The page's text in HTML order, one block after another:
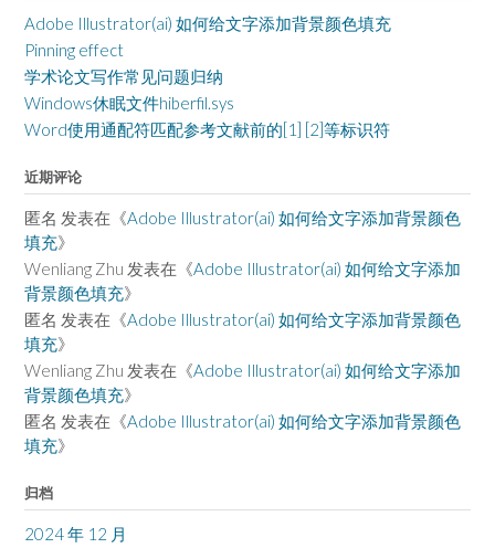
Adobe Illustrator(ai) 如何给文字添加背景颜色填充
Pinning effect
学术论文写作常见问题归纳
Windows休眠文件hiberfil.sys
Word使用通配符匹配参考文献前的[1] [2]等标识符
近期评论
匿名 发表在《Adobe Illustrator(ai) 如何给文字添加背景颜色
填充》
Wenliang Zhu 发表在《Adobe Illustrator(ai) 如何给文字添加
背景颜色填充》
匿名 发表在《Adobe Illustrator(ai) 如何给文字添加背景颜色
填充》
Wenliang Zhu 发表在《Adobe Illustrator(ai) 如何给文字添加
背景颜色填充》
匿名 发表在《Adobe Illustrator(ai) 如何给文字添加背景颜色
填充》
归档
2024 年 12 月